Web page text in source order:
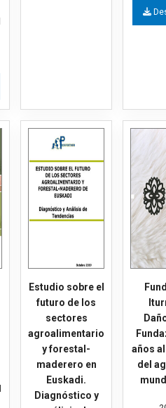
Estudio sobre el
futuro de los
sectores
agroalimentario
y forestal-
maderero en
Euskadi.
Diagnóstico y
años
del